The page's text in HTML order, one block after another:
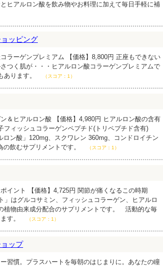
ヒアルロン酸を飲み物やお料理に加えて毎日手軽に補
ッピング
ラーゲンプレミアム 【価格】8,800円 正座もできない
つく肌が・・・ヒアルロン酸コラーゲンプレミアムで
あります。
（スコア：1）
＆ヒアルロン酸 【価格】4,980円 ヒアルロン酸の含有
フィッシュコラーゲンペプチド(トリペプチド含有)
ロン酸」120mg、スクワレン 360mg、コンドロイチン
の飲むサプリメントです。
（スコア：1）
イント 【価格】4,725円 関節が痛くなるこの時期
はグルコサミン、フィッシュコラーゲン、ヒアルロ
植物由来成分配合のサプリメントです。 活動的な毎
す。
（スコア：1）
ップ
習慣。プラスハートを毎朝のはじまりに。あなたの瞳